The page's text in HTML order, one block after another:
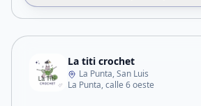
La titi crochet
La Punta, San Luis
La Punta, calle 6 oeste